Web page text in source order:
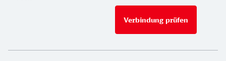
Verbindung prüfen